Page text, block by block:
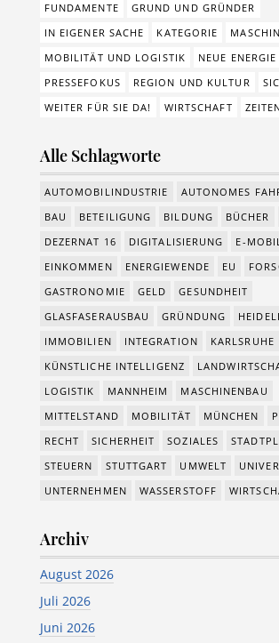
FUNDAMENTE
GRUND UND GRÜNDER
IN EIGENER SACHE
KATEGORIE
MOBILITÄT UND LOGISTIK
NEUE ENERGIE
PRESSEFOKUS
REGION UND KULTUR
WEITER FÜR SIE DA!
WIRTSCHAFT
Alle Schlagworte
AUTOMOBILINDUSTRIE AUTONOMES
BAU
BETEILIGUNG BILDUNG BÜCHER
DEZERNAT 16
DIGITALISIERUNG
E-
EINKOMMEN
ENERGIEWENDE EU
GASTRONOMIE
GELD
GESUNDHEIT
GLASFASERAUSBAU
GRÜNDUNG
IMMOBILIEN
INTEGRATION KARLSRUHE
KÜNSTLICHE INTELLIGENZ
LOGISTIK
MANNHEIM
MASCHINENBAU
MITTELSTAND
MOBILITÄT MÜNCHEN
RECHT
SICHERHEIT SOZIALES
STEUERN
STUTTGART UMWELT
UNTERNEHMEN
WASSERSTOFF
Archiv
August 2026
Juli 2026
Juni 2026